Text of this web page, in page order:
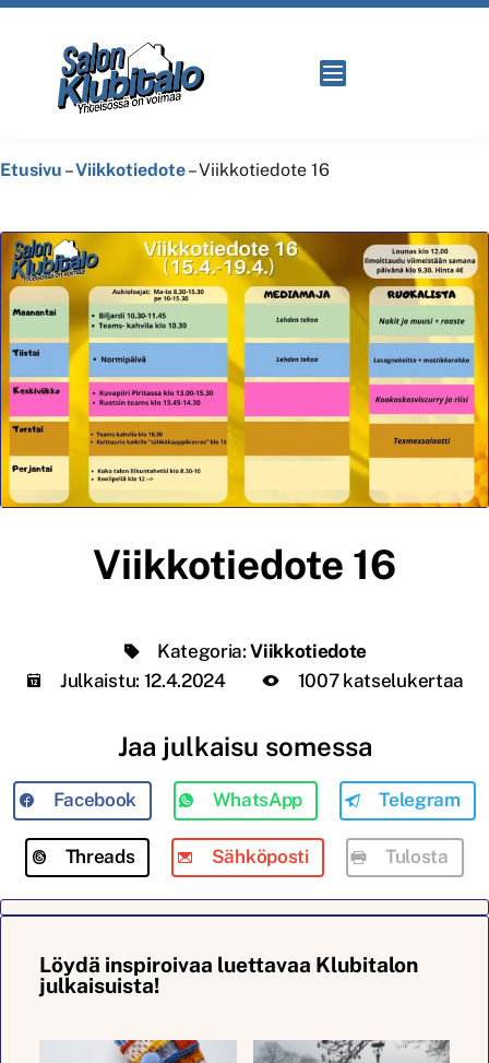
Etusivu –Viikkotiedote–Viikkotiedote 16
Viikkotiedote 16
Kategoria: Viikkotiedote
Julkaistu: 12.4.2024 1007 katselukertaa
Jaa julkaisu somessa
Facebook WhatsApp Telegram
Threads Sähköposti Tulosta
Löydä inspiroivaa luettavaa Klubitalon
julkaisuista!